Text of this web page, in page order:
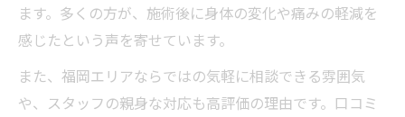
ます。多くの方が、施術後に身体の変化や痛みの軽減を
感じたという声を寄せています。
また、福岡エリアならではの気軽に相談できる雰囲気
や、スタッフの親身な対応も高評価の理由です。口コミ